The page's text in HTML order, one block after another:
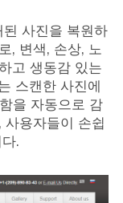
된 사진을 복원하
, 변색, 손상, 노
고 생동감 있는
스캔한 사진에
을 자동으로 감
용자들이 손쉽
.